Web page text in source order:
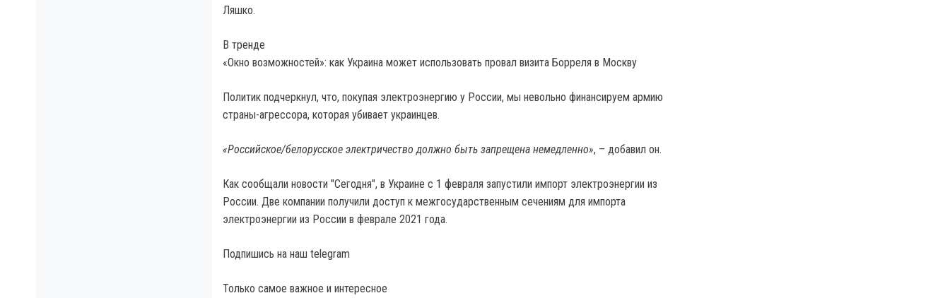
Ляшко.
В тренде
«Окно возможностей»: как Украина может использовать провал визита Борреля в Москву
Политик подчеркнул, что, покупая электроэнергию у России, мы невольно финансируем армию
страны-агрессора, которая убивает украинцев.
«Российское/белорусское электричество должно быть запрещена немедленно», – добавил он.
Как сообщали новости "Сегодня", в Украине с 1 февраля запустили импорт электроэнергии из
России. Две компании получили доступ к межгосударственным сечениям для импорта
электроэнергии из России в феврале 2021 года.
Подпишись на наш telegram
Только самое важное и интересное